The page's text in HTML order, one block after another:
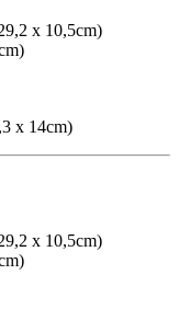
x 10,5cm)
x 14cm)
x 10,5cm)